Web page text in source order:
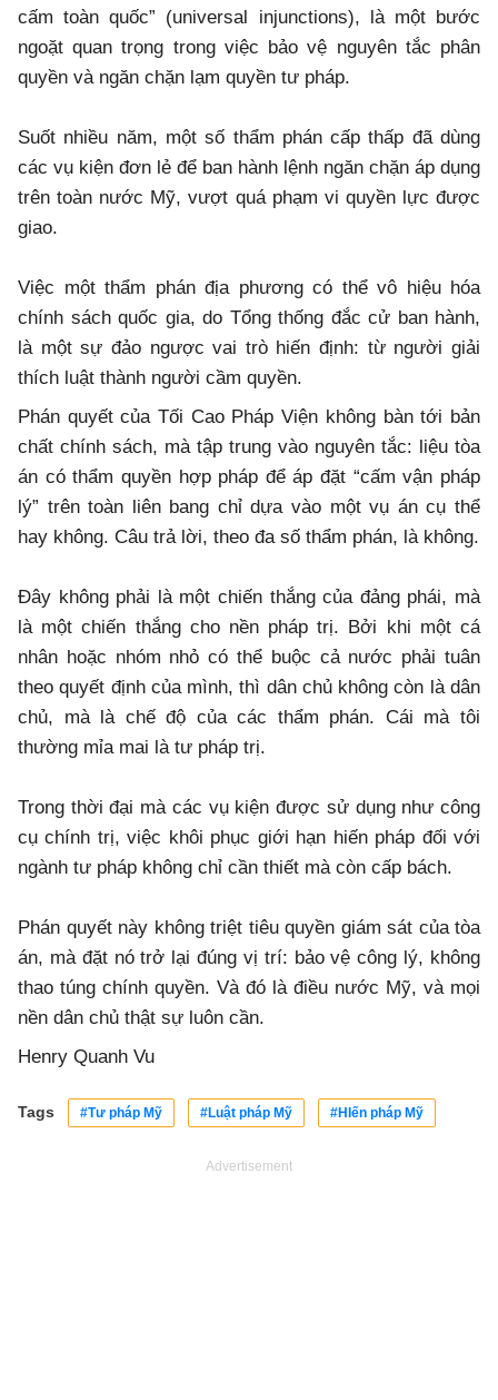
cấm toàn quốc” (universal injunctions), là một bước
ngoặt quan trọng trong việc bảo vệ nguyên tắc phân
quyền và ngăn chặn lạm quyền tư pháp.
Suốt nhiều năm, một số thẩm phán cấp thấp đã dùng
các vụ kiện đơn lẻ để ban hành lệnh ngăn chặn áp dụng
trên toàn nước Mỹ, vượt quá phạm vi quyền lực được
giao.
Việc một thẩm phán địa phương có thể vô hiệu hóa
chính sách quốc gia, do Tổng thống đắc cử ban hành,
là một sự đảo ngược vai trò hiến định: từ người giải
thích luật thành người cầm quyền.
Phán quyết của Tối Cao Pháp Viện không bàn tới bản
chất chính sách, mà tập trung vào nguyên tắc: liệu tòa
án có thẩm quyền hợp pháp để áp đặt “cấm vận pháp
lý” trên toàn liên bang chỉ dựa vào một vụ án cụ thể
hay không. Câu trả lời, theo đa số thẩm phán, là không.
Đây không phải là một chiến thắng của đảng phái, mà
là một chiến thắng cho nền pháp trị. Bởi khi một cá
nhân hoặc nhóm nhỏ có thể buộc cả nước phải tuân
theo quyết định của mình, thì dân chủ không còn là dân
chủ, mà là chế độ của các thẩm phán. Cái mà tôi
thường mỉa mai là tư pháp trị.
Trong thời đại mà các vụ kiện được sử dụng như công
cụ chính trị, việc khôi phục giới hạn hiến pháp đối với
ngành tư pháp không chỉ cần thiết mà còn cấp bách.
Phán quyết này không triệt tiêu quyền giám sát của tòa
án, mà đặt nó trở lại đúng vị trí: bảo vệ công lý, không
thao túng chính quyền. Và đó là điều nước Mỹ, và mọi
nền dân chủ thật sự luôn cần.
Henry Quanh Vu
Tags #Tư pháp Mỹ #Luật pháp Mỹ #HIến pháp Mỹ
Advertisement